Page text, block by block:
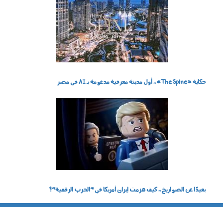
حكاية «The Spine».. أول مدينة معرفية مدعومة بـ AI في مصر
بعيدًا عن الصواريخ.. كيف هزمت إيران أمريكا في "الحرب الرقمية"؟